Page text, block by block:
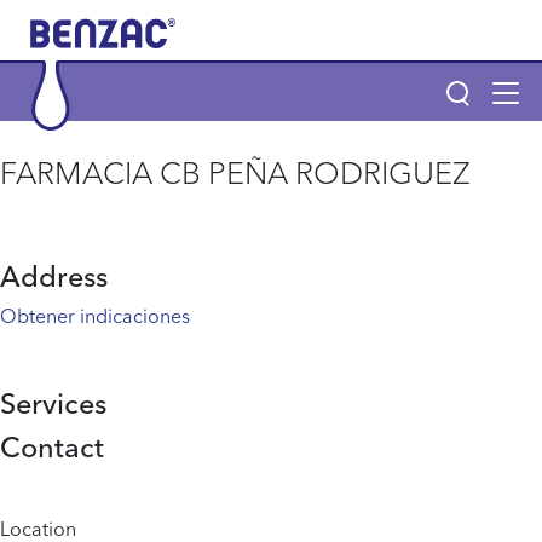
Skip to main content
Main navigation
POR QUÉ BENZAC Y BENZACARE
Página de inicio
Info menu
FARMACIA CB PEÑA RODRIGUEZ
Address
Obtener indicaciones
Services
Contact
Location